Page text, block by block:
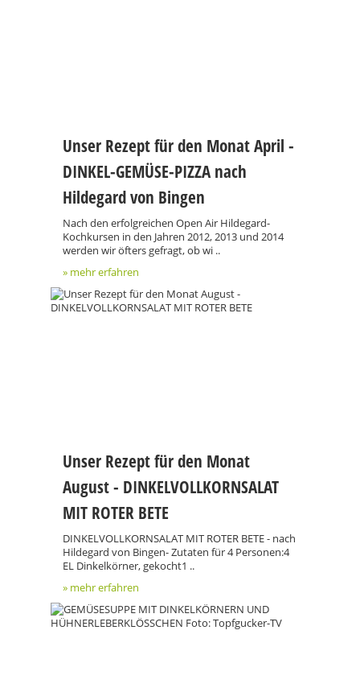
Unser Rezept für den Monat April -
DINKEL-GEMÜSE-PIZZA nach
Hildegard von Bingen
Nach den erfolgreichen Open Air Hildegard-
Kochkursen in den Jahren 2012, 2013 und 2014
werden wir öfters gefragt, ob wi ..
» mehr erfahren
Unser Rezept für den Monat
August - DINKELVOLLKORNSALAT
MIT ROTER BETE
DINKELVOLLKORNSALAT MIT ROTER BETE - nach
Hildegard von Bingen- Zutaten für 4 Personen:4
EL Dinkelkörner, gekocht1 ..
» mehr erfahren